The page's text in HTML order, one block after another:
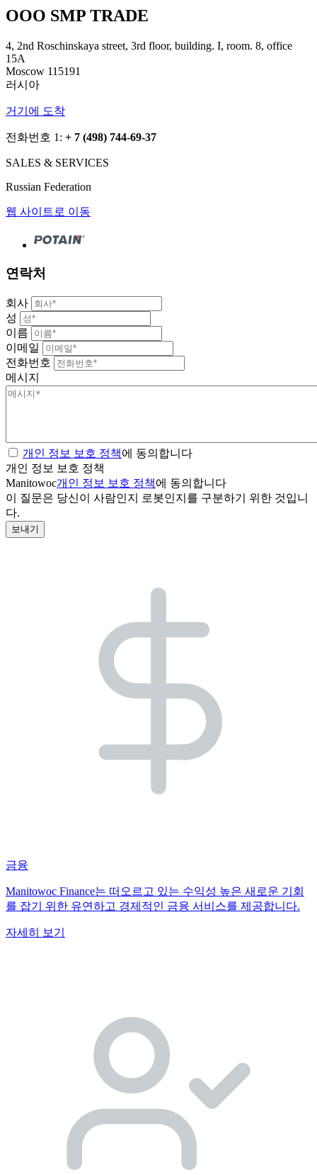
OOO SMP TRADE
4, 2nd Roschinskaya street, 3rd floor, building. I, room. 8, office
15А
Moscow 115191
러시아
거기에 도착
전화번호 1: + 7 (498) 744-69-37
SALES & SERVICES
Russian Federation
웹 사이트로 이동
연락처
회사
성
이름
이메일
전화번호
메시지
개인 정보 보호 정책에 동의합니다
개인 정보 보호 정책
Manitowoc개인 정보 보호 정책에 동의합니다
이 질문은 당신이 사람인지 로봇인지를 구분하기 위한 것입니
다.
금융
Manitowoc Finance는 떠오르고 있는 수익성 높은 새로운 기회
를 잡기 위한 유연하고 경제적인 금융 서비스를 제공합니다.
자세히 보기